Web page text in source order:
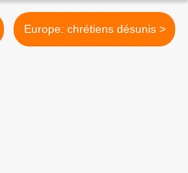
Europe: chrétiens désunis >